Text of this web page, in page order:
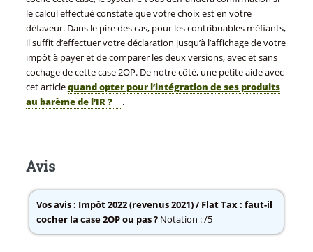
le calcul effectué constate que votre choix est en votre
défaveur. Dans le pire des cas, pour les contribuables méfiants,
il suffit d’effectuer votre déclaration jusqu’à l’affichage de votre
impôt à payer et de comparer les deux versions, avec et sans
cochage de cette case 2OP. De notre côté, une petite aide avec
cet articlequand opter pour l’intégration de ses produits
au barème de l’IR ?
.
Avis
Vos avis : Impôt 2022 (revenus 2021) / Flat Tax : faut-il
cocher la case 2OP ou pas ?Notation : /5